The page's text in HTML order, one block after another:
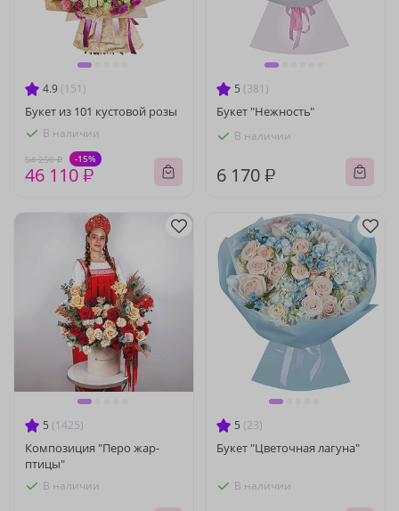
4.9 (151)
Букет из 101 кустовой розы
В наличии
54 250 ₽ -15%
46 110 ₽
5 (381)
Букет "Нежность"
В наличии
6 170 ₽
5 (1425)
Композиция "Перо жар-
птицы"
В наличии
5 (23)
Букет "Цветочная лагуна"
В наличии